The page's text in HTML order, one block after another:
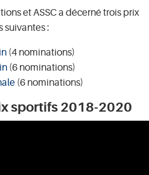
et ASSC a décerné trois prix
suivantes :
(4 nominations)
(6 nominations)
(6 nominations)
sportifs 2018-2020